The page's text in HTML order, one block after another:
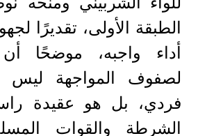
الطبقة الأولى، تقديرًا
أداء واجبه، موضحًا أن
لصفوف المواجهة
فردي، بل هو عقيدة
الشرطة والقوات